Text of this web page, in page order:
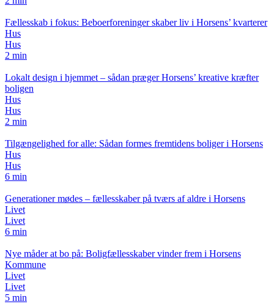
Fællesskab i fokus: Beboerforeninger skaber liv i Horsens’ kvarterer
Hus
Hus
2 min
Lokalt design i hjemmet – sådan præger Horsens’ kreative kræfter
boligen
Hus
Hus
2 min
Tilgængelighed for alle: Sådan formes fremtidens boliger i Horsens
Hus
Hus
6 min
Generationer mødes – fællesskaber på tværs af aldre i Horsens
Livet
Livet
6 min
Nye måder at bo på: Boligfællesskaber vinder frem i Horsens
Kommune
Livet
Livet
5 min